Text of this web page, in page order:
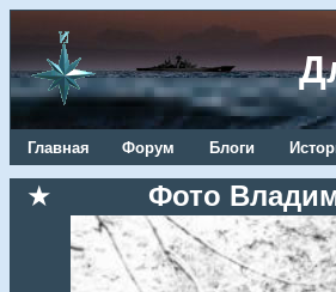
Главная Форум Блоги
★ Фото